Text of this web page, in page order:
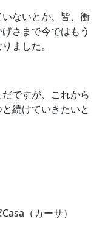
ないとか、皆、衝
さまで今ではもう
ました。
ですが、これから
続けていきたいと
（カーサ）